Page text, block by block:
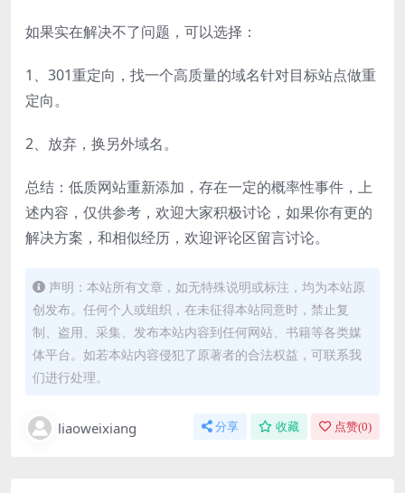
如果实在解决不了问题，可以选择：
1、301重定向，找一个高质量的域名针对目标站点做重
定向。
2、放弃，换另外域名。
总结：低质网站重新添加，存在一定的概率性事件，上
述内容，仅供参考，欢迎大家积极讨论，如果你有更的
解决方案，和相似经历，欢迎评论区留言讨论。
声明：本站所有文章，如无特殊说明或标注，均为本站原
创发布。任何个人或组织，在未征得本站同意时，禁止复
制、盗用、采集、发布本站内容到任何网站、书籍等各类媒
体平台。如若本站内容侵犯了原著者的合法权益，可联系我
们进行处理。
liaoweixiang 分享 收藏 点赞(0)